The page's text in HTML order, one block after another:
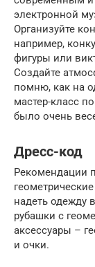
электронной
Организуйте
например,
фигуры или
Создайте
помню, как на
мастер-класс
было очень
Дресс-код
Рекомендации
надеть одежду
рубашки с
аксессуары –
и очки.